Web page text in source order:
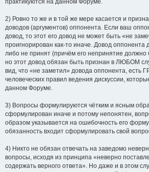
практикуются на данном Форуме.
2) Ровно то же и в той же мере касается и
доводов (аргументов) оппонента. Если ваш
довод, то этот его довод не может быть «не
проигнорирован как-то иначе. Довод
либо не принят (причём его непринятие
но этот довод обязан быть признан в ЛЮБОМ
вид, что «не заметил» довода оппонента,
человеческих правил ведения дискуссии,
данном Форуме.
3) Вопросы формулируются чётким и ясным
сформулирован иначе и потому непонятен,
образом указывается на ошибочность его
обязанность входит сформулировать свой
4) Никто не обязан отвечать на заведомо
вопросы, исходя из принципа «неверно
содержать верного ответа». Но даже и в этом